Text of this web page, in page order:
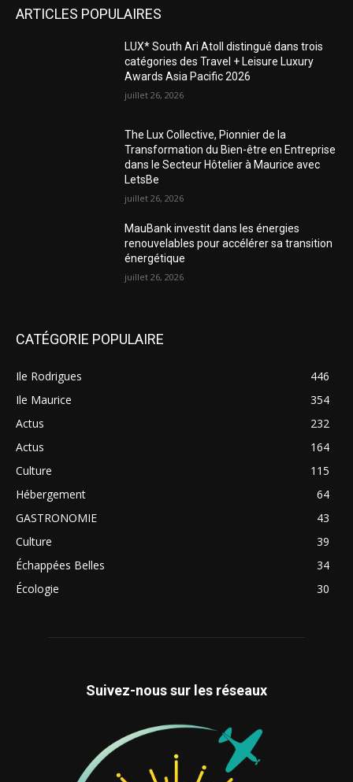
ARTICLES POPULAIRES
LUX* South Ari Atoll distingué dans trois
catégories des Travel + Leisure Luxury
Awards Asia Pacific 2026
juillet 26, 2026
The Lux Collective, Pionnier de la
Transformation du Bien-être en Entreprise
dans le Secteur Hôtelier à Maurice avec
LetsBe
juillet 26, 2026
MauBank investit dans les énergies
renouvelables pour accélérer sa transition
énergétique
juillet 26, 2026
CATÉGORIE POPULAIRE
Ile Rodrigues
446
Ile Maurice
354
Actus
232
Actus
164
Culture
115
Hébergement
64
GASTRONOMIE
43
Culture
39
Échappées Belles
34
Écologie
30
Suivez-nous sur les réseaux